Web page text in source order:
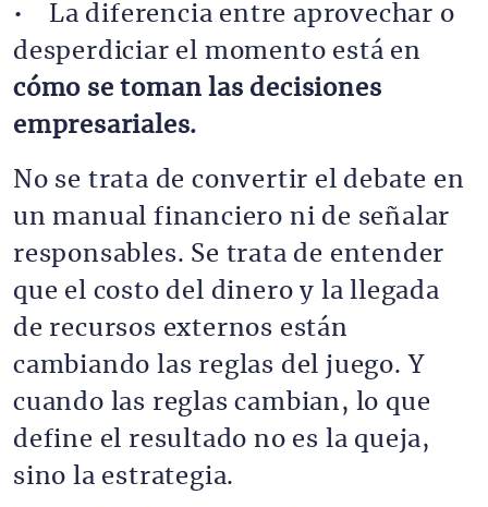
• La diferencia entre aprovechar o
desperdiciar el momento está en
cómo se toman las decisiones
empresariales.
No se trata de convertir el debate en
un manual financiero ni de señalar
responsables. Se trata de entender
que el costo del dinero y la llegada
de recursos externos están
cambiando las reglas del juego. Y
cuando las reglas cambian, lo que
define el resultado no es la queja,
sino la estrategia.